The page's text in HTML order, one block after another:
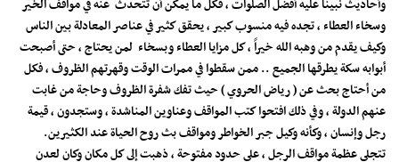
وأحاديث نبينا عليه أفضل الصلوات ، فكل ما يمكن أن تتحدث عنه في مواقف الخير
وسخاء العطاء ، تجده فيه منسوب كبير ، يحقق كثير في عناصر المعادلة بين الناس
وكيف يقدم من وهبه الله خيراً ، كل مزايا العطاء وبسخاء لمن يحتاج ، حتى أصبحت
أبوابه سكة يطرقها الجميع .. ممن سقطوا في ممرات الوقت وقهرتهم الظروف ، فكل
من أحتاج بحث عن ( رياض الحروي ) حيث تفك شفرة الظروف وحاجة من غابت
عنهم الدولة ، وفي ذلك افتحوا كتب المواقف وعناوين المناشدة ، وستجدون ، قيمة
رجل وإنسان ، وكأنه وكيل جبر الخواطر ومواقف بث روح الحياة عند الكثيرين.
تتجلى عظمة مواقف الرجل ، على حدود مفتوحة ، ذهبت إلى كل مكان وكان لعدن